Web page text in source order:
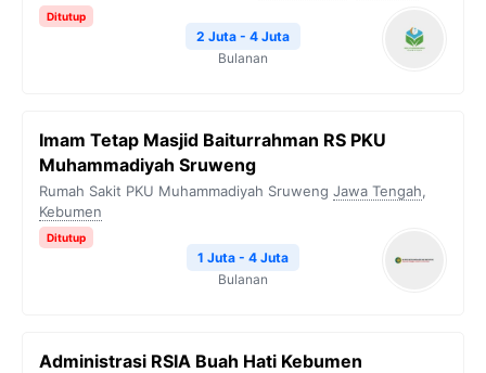
Ditutup
2 Juta - 4 Juta
Bulanan
Imam Tetap Masjid Baiturrahman RS PKU
Muhammadiyah Sruweng
Rumah Sakit PKU Muhammadiyah Sruweng Jawa Tengah,
Kebumen
Ditutup
1 Juta - 4 Juta
Bulanan
Administrasi RSIA Buah Hati Kebumen